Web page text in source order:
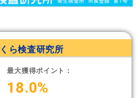
ら検査研究所
最大獲得ポイント：
18.0%